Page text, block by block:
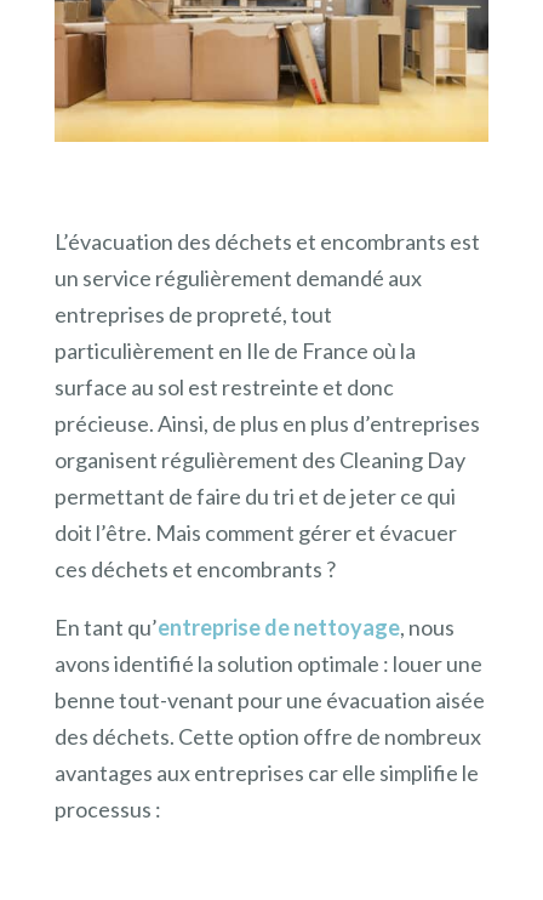
L’évacuation des déchets et encombrants est
un service régulièrement demandé aux
entreprises de propreté, tout
particulièrement en Ile de France où la
surface au sol est restreinte et donc
précieuse. Ainsi, de plus en plus d’entreprises
organisent régulièrement des Cleaning Day
permettant de faire du tri et de jeter ce qui
doit l’être. Mais comment gérer et évacuer
ces déchets et encombrants ?
En tant qu’entreprise de nettoyage, nous
avons identifié la solution optimale : louer une
benne tout-venant pour une évacuation aisée
des déchets. Cette option offre de nombreux
avantages aux entreprises car elle simplifie le
processus :